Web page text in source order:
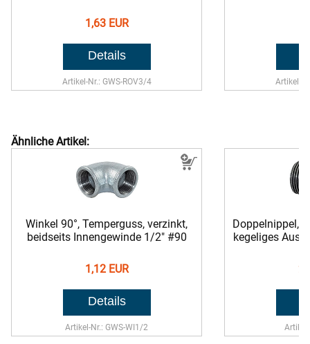
1,63 EUR
Artikel-Nr.: GWS-ROV3/4 Artikel-
Ähnliche Artikel:
Winkel 90°, Temperguss, verzinkt,
beidseits Innengewinde 1/2" #90
1,12 EUR
Artikel-Nr.: GWS-WI1/2
Doppelnippel,
kegeliges